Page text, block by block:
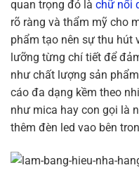
quan trọng đó là chữ nổi
rõ ràng và thẩm mỹ cho
phẩm tạo nên sự thu hút
lưỡng từng chí tiết để
như chất lượng sản
cáo đa dạng kềm theo
như mica hay con gọi là
thêm đèn led vao bên